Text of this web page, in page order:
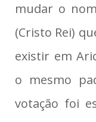
mudar o
(Cristo Rei)
existir em
o mesmo
votação foi